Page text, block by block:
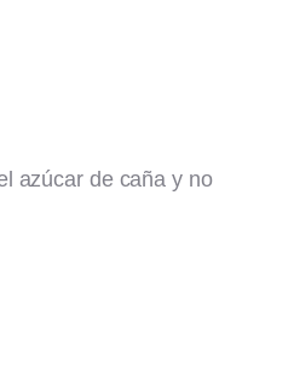
azúcar de caña y no